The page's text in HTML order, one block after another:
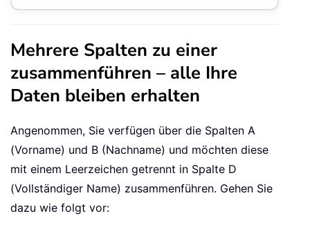
Mehrere Spalten zu einer
zusammenführen – alle Ihre
Daten bleiben erhalten
Angenommen, Sie verfügen über die Spalten A
(Vorname) und B (Nachname) und möchten diese
mit einem Leerzeichen getrennt in Spalte D
(Vollständiger Name) zusammenführen. Gehen Sie
dazu wie folgt vor: